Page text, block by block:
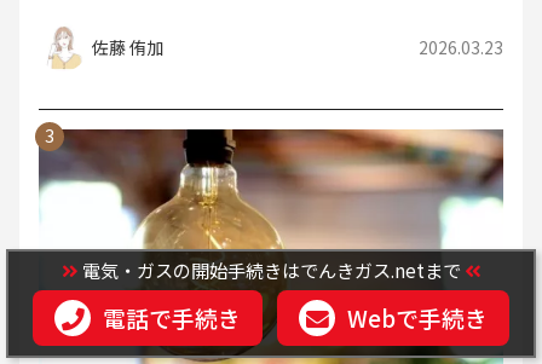
佐藤 侑加 2026.03.23
電気・ガスの開始手続きはでんきガス.netまで
電話で手続き Webで手続き